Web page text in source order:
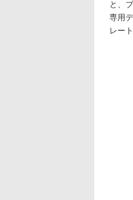
と、
専用
レー